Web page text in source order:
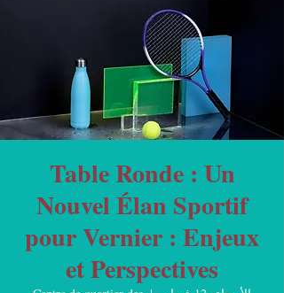
Table Ronde : Un
Nouvel Élan Sportif
pour Vernier : Enjeux
et Perspectives